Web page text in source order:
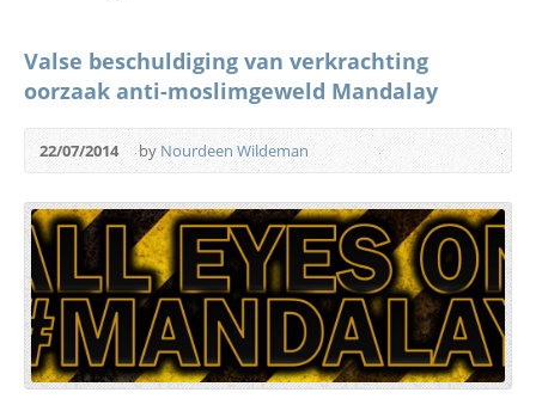
Valse beschuldiging van verkrachting
oorzaak anti-moslimgeweld Mandalay
22/07/2014 by Nourdeen Wildeman